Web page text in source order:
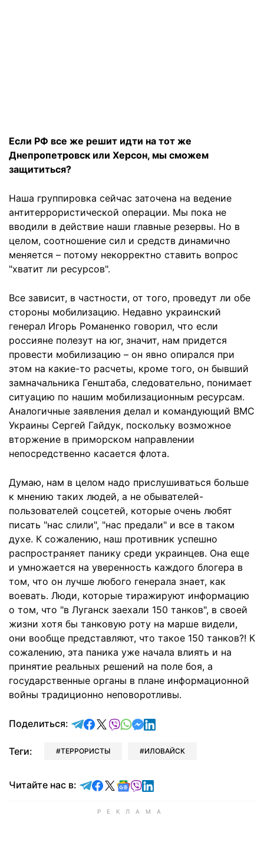
Если РФ все же решит идти на тот же
Днепропетровск или Херсон, мы сможем
защититься?
Наша группировка сейчас заточена на ведение
антитеррористической операции. Мы пока не
вводили в действие наши главные резервы. Но в
целом, соотношение сил и средств динамично
меняется – потому некорректно ставить вопрос
"хватит ли ресурсов".
Все зависит, в частности, от того, проведут ли обе
стороны мобилизацию. Недавно украинский
генерал Игорь Романенко говорил, что если
россияне полезут на юг, значит, нам придется
провести мобилизацию – он явно опирался при
этом на какие-то расчеты, кроме того, он бывший
замначальника Генштаба, следовательно, понимает
ситуацию по нашим мобилизационным ресурсам.
Аналогичные заявления делал и командующий ВМС
Украины Сергей Гайдук, поскольку возможное
вторжение в приморском направлении
непосредственно касается флота.
Думаю, нам в целом надо прислушиваться больше
к мнению таких людей, а не обывателей-
пользователей соцсетей, которые очень любят
писать "нас слили", "нас предали" и все в таком
духе. К сожалению, наш противник успешно
распространяет панику среди украинцев. Она еще
и умножается на уверенность каждого блогера в
том, что он лучше любого генерала знает, как
воевать. Люди, которые тиражируют информацию
о том, что "в Луганск заехали 150 танков", в своей
жизни хотя бы танковую роту на марше видели,
они вообще представляют, что такое 150 танков?! К
сожалению, эта паника уже начала влиять и на
принятие реальных решений на поле боя, а
государственные органы в плане информационной
войны традиционно неповоротливы.
Поделиться: отправить в Telegram
поделиться в Facebook
поделиться в X
отправить в Viber
отправить в Whatsapp
отправить в Messenger
отправить в LinkedIn
Теги: ТЕРРОРИСТЫ ИЛОВАЙСК
Читайте нас в: Читайте в Telegram
Читайте в Facebook
Читайте в X
Читайте в Google news
Читайте в Viber
Читайте в LinkedIn